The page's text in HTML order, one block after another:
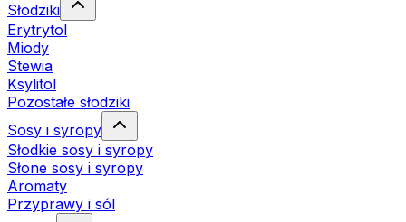
Słodziki
Erytrytol
Miody
Stewia
Ksylitol
Pozostałe słodziki
Sosy i syropy
Słodkie sosy i syropy
Słone sosy i syropy
Aromaty
Przyprawy i sól